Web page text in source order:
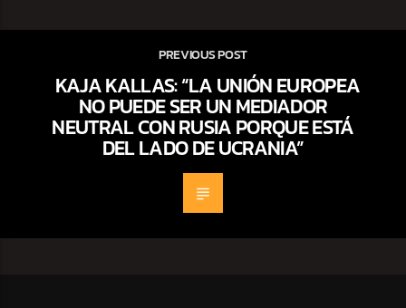
PREVIOUS POST
KAJA KALLAS: “LA UNIÓN EUROPEA
NO PUEDE SER UN MEDIADOR
NEUTRAL CON RUSIA PORQUE ESTÁ
DEL LADO DE UCRANIA”